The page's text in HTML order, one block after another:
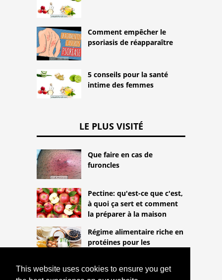
This website uses cookies to ensure you get
Comment empêcher le
psoriasis de réapparaître
5 conseils pour la santé
intime des femmes
LE PLUS VISITÉ
Que faire en cas de
furoncles
Pectine: qu'est-ce que c'est,
à quoi ça sert et comment
la préparer à la maison
Régime alimentaire riche en
protéines pour les